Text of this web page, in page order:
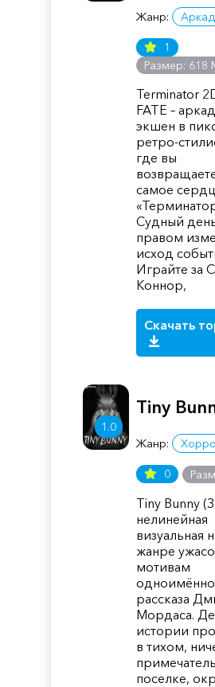
Жанр:
1
Размер: 618
Terminator
FATE –
экшен в
ретро-
где вы
самое
Судный
правом
исход
Играйте за
Коннор,
Скачать
1.0
Tiny
Жанр:
0
Tiny Bunny
нелинейная
визуальная
жанре
мотивам
рассказа
Мордаса.
истории
в тихом,
поселке,